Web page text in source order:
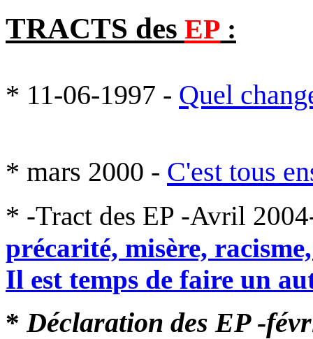
TRACTS des EP :
* 11-06-1997 - Quel
* mars 2000 - C'est tous
* -Tract des EP -Avril
précarité, misère,
Il est temps de faire un
* Déclaration des EP -